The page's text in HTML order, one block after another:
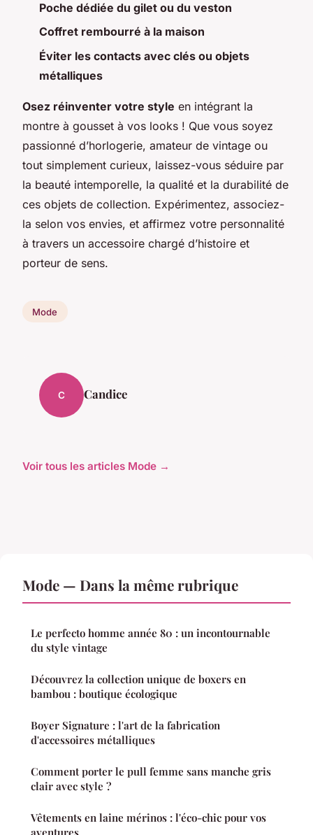
Poche dédiée du gilet ou du veston
Coffret rembourré à la maison
Éviter les contacts avec clés ou objets
métalliques
Osez réinventer votre style en intégrant la
montre à gousset à vos looks ! Que vous soyez
passionné d’horlogerie, amateur de vintage ou
tout simplement curieux, laissez-vous séduire par
la beauté intemporelle, la qualité et la durabilité de
ces objets de collection. Expérimentez, associez-
la selon vos envies, et affirmez votre personnalité
à travers un accessoire chargé d’histoire et
porteur de sens.
Mode
C Candice
Voir tous les articles Mode →
Mode — Dans la même rubrique
Le perfecto homme année 80 : un incontournable
du style vintage
Découvrez la collection unique de boxers en
bambou : boutique écologique
Boyer Signature : l'art de la fabrication
d'accessoires métalliques
Comment porter le pull femme sans manche gris
clair avec style ?
Vêtements en laine mérinos : l'éco-chic pour vos